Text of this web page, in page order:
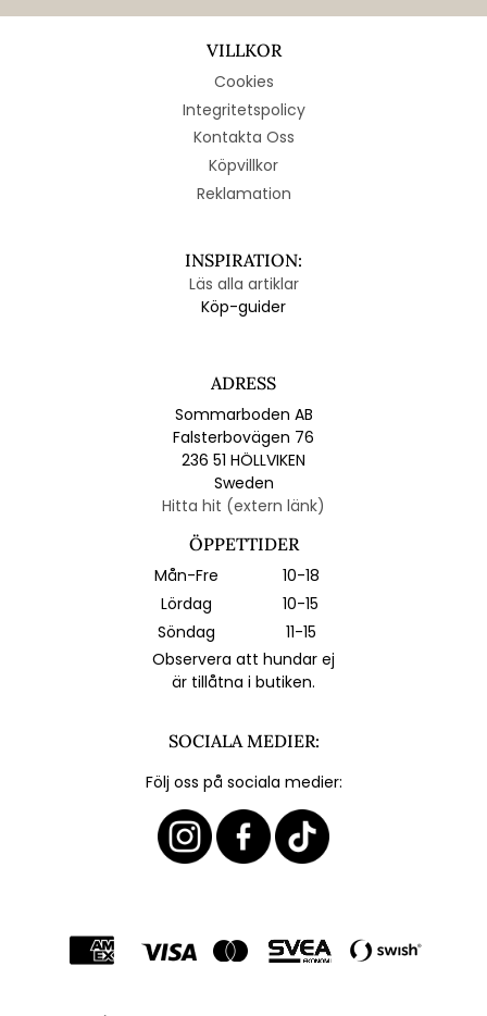
VILLKOR
Cookies
Integritetspolicy
Kontakta Oss
Köpvillkor
Reklamation
INSPIRATION:
Läs alla artiklar
Köp-guider
ADRESS
Sommarboden AB
Falsterbovägen 76
236 51 HÖLLVIKEN
Sweden
Hitta hit (extern länk)
ÖPPETTIDER
Mån-Fre
10-18
Lördag
10-15
Söndag
11-15
Observera att hundar ej
är tillåtna i butiken.
SOCIALA MEDIER:
Följ oss på sociala medier: